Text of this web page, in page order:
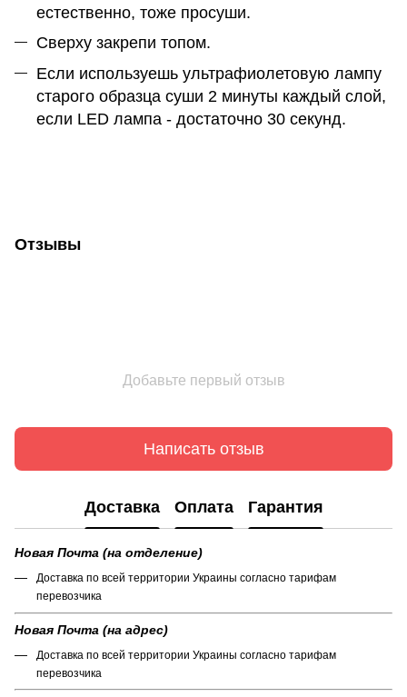
естественно, тоже просуши.
Сверху закрепи топом.
Если используешь ультрафиолетовую лампу
старого образца суши 2 минуты каждый слой,
если LED лампа - достаточно 30 секунд.
Отзывы
Добавьте первый отзыв
Написать отзыв
Доставка Оплата Гарантия
Новая Почта (на отделение)
Доставка по всей территории Украины согласно тарифам
перевозчика
Новая Почта (на адрес)
Доставка по всей территории Украины согласно тарифам
перевозчика